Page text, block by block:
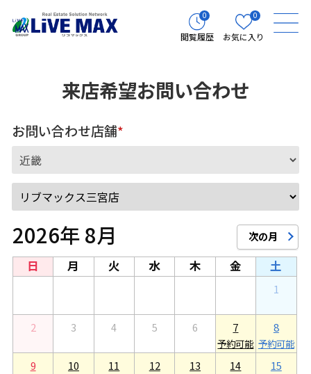
0
閲覧履歴
0
お気に入り
来店希望お問い合わせ
お問い合わせ店舗*
2026年 8月
日 月 火 水 木 金 土
1
2 3 4 5 6 7 8
9 10 11 12 13 14 15